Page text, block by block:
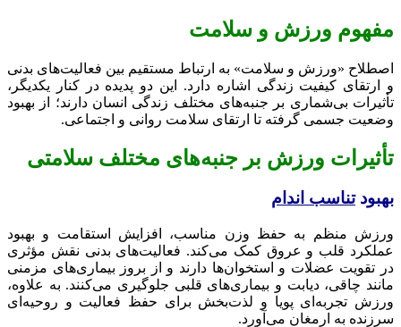
مفهوم ورزش و سلامت
اصطلاح «ورزش و سلامت» به ارتباط مستقیم بین فعالیت‌های بدنی
و ارتقای کیفیت زندگی اشاره دارد. این دو پدیده در کنار یکدیگر،
تأثیرات بی‌شماری بر جنبه‌های مختلف زندگی انسان دارند؛ از بهبود
وضعیت جسمی گرفته تا ارتقای سلامت روانی و اجتماعی.
تأثیرات ورزش بر جنبه‌های مختلف سلامتی
بهبودتناسب اندام
ورزش منظم به حفظ وزن مناسب، افزایش استقامت و بهبود
عملکرد قلب و عروق کمک می‌کند. فعالیت‌های بدنی نقش مؤثری
در تقویت عضلات و استخوان‌ها دارند و از بروز بیماری‌های مزمنی
مانند چاقی، دیابت و بیماری‌های قلبی جلوگیری می‌کنند. به علاوه،
ورزش تجربه‌ای پویا و لذت‌بخش برای حفظ فعالیت و روحیه‌ای
سرزنده به ارمغان می‌آورد.